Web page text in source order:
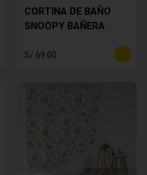
CORTINA DE BAÑO
SNOOPY BAÑERA
S/ 69.00